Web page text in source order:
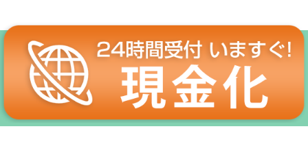
【クレジットカード現金化】
Copyright © いますぐクレジット